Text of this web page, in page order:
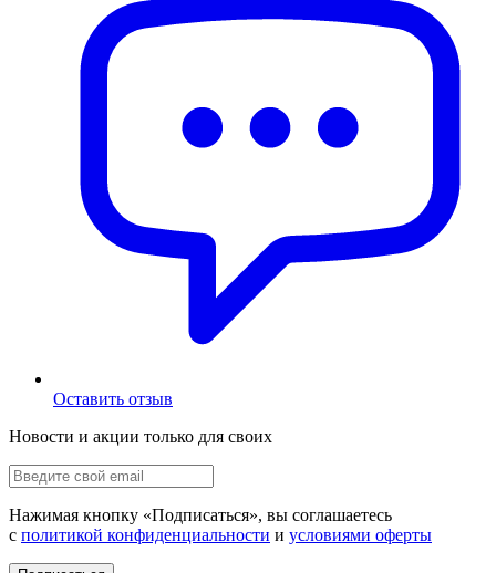
Оставить отзыв
Новости и акции только для своих
Нажимая кнопку «Подписаться», вы соглашаетесь
с политикой конфиденциальности и условиями оферты